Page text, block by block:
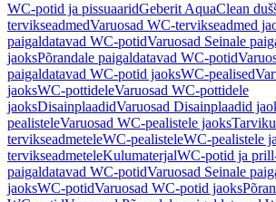
WC-potid ja pissuaaridGeberit AquaClean
tervikseadmedVaruosad WC-tervikseadmed
paigaldatavad WC-potidVaruosad Seinale
jaoksPõrandale paigaldatavad WC-potid
paigaldatavad WC-potid jaoksWC-pealised
jaoksWC-pottideleVaruosad WC-pottidele
jaoksDisainplaadidVaruosad Disainplaadid
pealisteleVaruosad WC-pealistele jaoks
tervikseadmeteleWC-pealisteleWC-pealistele
tervikseadmeteleKulumaterjalWC-potid ja
paigaldatavad WC-potidVaruosad Seinale
jaoksWC-potidVaruosad WC-potid jaoks